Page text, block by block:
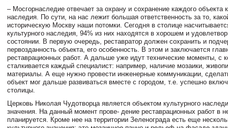
– Мосгорнаследие отвечает за охрану и сохранение каждого объекта
наследия. По сути, на нас лежит большая ответственность за то,
историческую Москву наши потомки. Сегодня в столице
культурного наследия, 94% из них находятся в хорошем и
состоянии. В первую очередь, реставратор должен сохранить и
первозданность объекта, его особенность. В этом и заключается
реставрационных работ. А дальше уже идут технические моменты, с
сталкивается каждый специалист: например, наличие мозаики,
материалы. А еще нужно провести инженерные коммуникации,
объект мог дальше развиваться вместе с городом, т.е. успешно
столицы.
Церковь Николая Чудотворца является объектом культурного
значения. На данный момент прове- дение реставрационных работ в
планируется. Кроме нее на территории Зеленограда есть еще